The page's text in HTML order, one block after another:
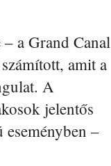
a Grand Canal
amit a
A
jelentős
eseményben –